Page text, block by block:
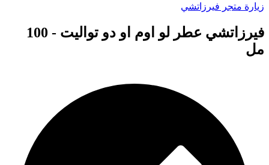
زيارة متجر فيرزاتشي
فيرزاتشي عطر لو اوم او دو تواليت - 100
مل